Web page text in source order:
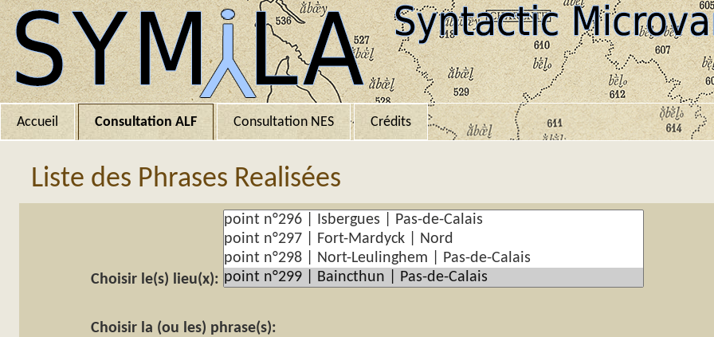
Accueil Consultation ALF Consultation NES Crédits
Liste des Phrases Realisées
Choisir le(s) lieu(x):
Choisir la (ou les) phrase(s):